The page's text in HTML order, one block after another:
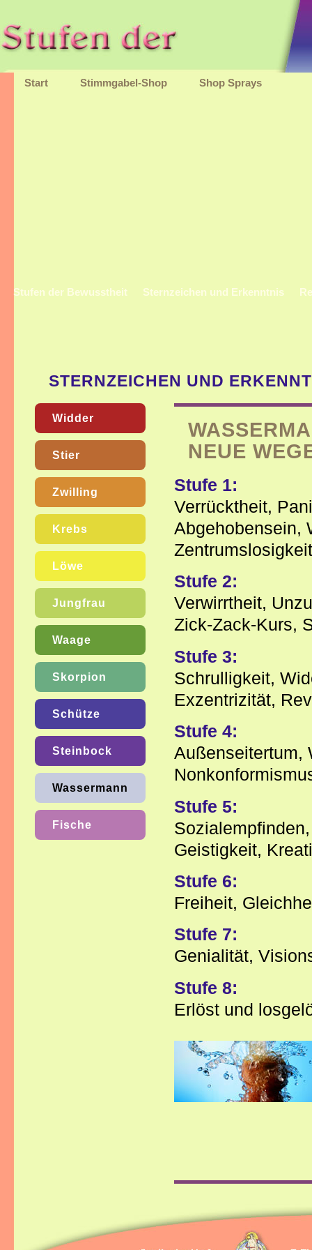
Start Stimmgabel-Shop Shop Sprays
Stufen der Bewusstheit Sternzeichen und Erkenntnis
STERNZEICHEN UND
Widder
Stier
Zwilling
Krebs
Löwe
Jungfrau
Waage
Skorpion
Schütze
Steinbock
Wassermann
Fische
NEUE
Stufe 1:
Verrücktheit,
Abgehobensein,
Stufe 2:
Verwirrtheit,
Zick-Zack-Kurs,
Stufe 3:
Schrulligkeit,
Exzentrizität,
Stufe 4:
Außenseitertum,
Stufe 5:
Geistigkeit,
Stufe 6:
Freiheit,
Stufe 7:
Genialität,
Stufe 8:
Erlöst und